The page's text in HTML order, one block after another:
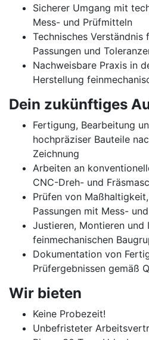
Sicherer Umgang mit
Mess- und Prüfmitteln
Technisches Verständnis
Passungen und
Nachweisbare Praxis in
Herstellung
Dein zukünftiges
Fertigung, Bearbeitung
hochpräziser Bauteile
Zeichnung
Arbeiten an
CNC-Dreh- und
Prüfen von
Passungen mit Mess-
Justieren, Montieren und
feinmechanischen
Dokumentation von
Prüfergebnissen gemäß
Wir bieten
Keine Probezeit!
Unbefristeter